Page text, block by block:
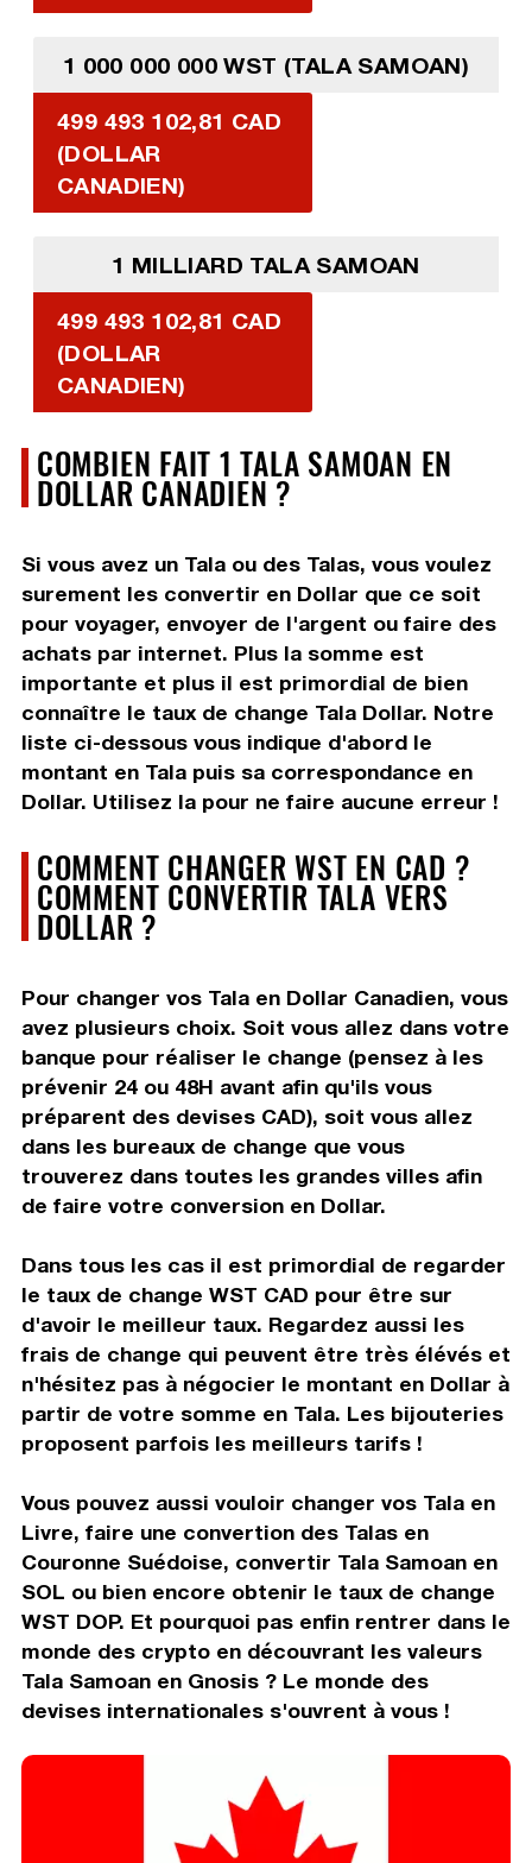
1 000 000 000 WST (TALA SAMOAN)
499 493 102,81 CAD
(DOLLAR
CANADIEN)
1 MILLIARD TALA SAMOAN
499 493 102,81 CAD
(DOLLAR
CANADIEN)
COMBIEN FAIT 1 TALA SAMOAN EN
DOLLAR CANADIEN ?
Si vous avez un Tala ou des Talas, vous voulez
surement les convertir en Dollar que ce soit
pour voyager, envoyer de l'argent ou faire des
achats par internet. Plus la somme est
importante et plus il est primordial de bien
connaître le taux de change Tala Dollar. Notre
liste ci-dessous vous indique d'abord le
montant en Tala puis sa correspondance en
Dollar. Utilisez la pour ne faire aucune erreur !
COMMENT CHANGER WST EN CAD ?
COMMENT CONVERTIR TALA VERS
DOLLAR ?
Pour changer vos Tala en Dollar Canadien, vous
avez plusieurs choix. Soit vous allez dans votre
banque pour réaliser le change (pensez à les
prévenir 24 ou 48H avant afin qu'ils vous
préparent des devises CAD), soit vous allez
dans les bureaux de change que vous
trouverez dans toutes les grandes villes afin
de faire votre conversion en Dollar.
Dans tous les cas il est primordial de regarder
le taux de change WST CAD pour être sur
d'avoir le meilleur taux. Regardez aussi les
frais de change qui peuvent être très élévés et
n'hésitez pas à négocier le montant en Dollar à
partir de votre somme en Tala. Les bijouteries
proposent parfois les meilleurs tarifs !
Vous pouvez aussi vouloir changer vos Tala en
Livre, faire une convertion des Talas en
Couronne Suédoise, convertir Tala Samoan en
SOL ou bien encore obtenir le taux de change
WST DOP. Et pourquoi pas enfin rentrer dans le
monde des crypto en découvrant les valeurs
Tala Samoan en Gnosis ? Le monde des
devises internationales s'ouvrent à vous !